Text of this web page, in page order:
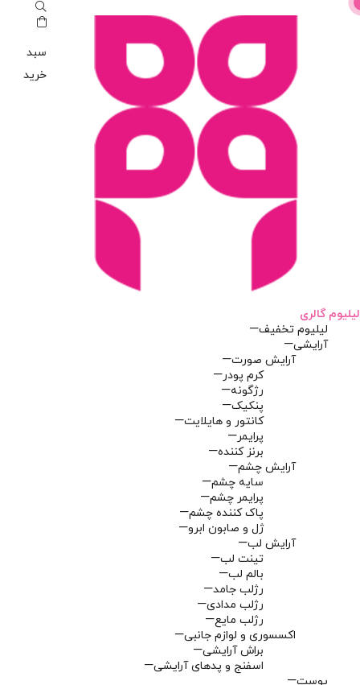
سبد
خرید
لیلیوم گالری
لیلیوم تخفیف
آرایشی
آرایش صورت
کرم پودر
رژگونه
پنکیک
کانتور و هایلایت
پرایمر
برنز کننده
آرایش چشم
سایه چشم
پرایمر چشم
پاک کننده چشم
ژل و صابون ابرو
آرایش لب
تینت لب
بالم لب
رژلب جامد
رژلب مدادی
رژلب مایع
اکسسوری و لوازم جانبی
براش آرایشی
اسفنج و پدهای آرایشی
پوست